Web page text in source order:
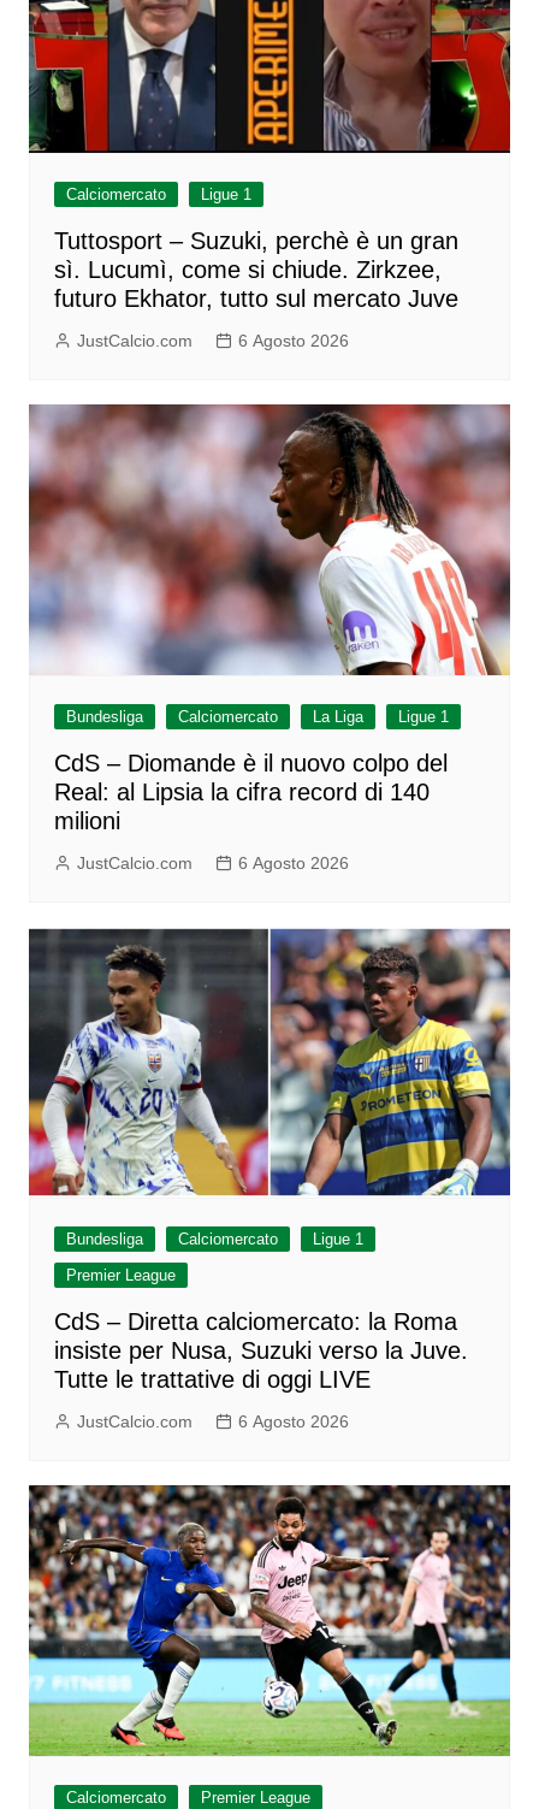
Calciomercato Ligue 1
Tuttosport – Suzuki, perchè è un gran
sì. Lucumì, come si chiude. Zirkzee,
futuro Ekhator, tutto sul mercato Juve
JustCalcio.com 6 Agosto 2026
Bundesliga Calciomercato La Liga Ligue 1
CdS – Diomande è il nuovo colpo del
Real: al Lipsia la cifra record di 140
milioni
JustCalcio.com 6 Agosto 2026
Bundesliga Calciomercato
Ligue 1
Premier League
CdS – Diretta calciomercato: la Roma
insiste per Nusa, Suzuki verso la Juve.
Tutte le trattative di oggi LIVE
JustCalcio.com 6 Agosto 2026
Calciomercato Premier League